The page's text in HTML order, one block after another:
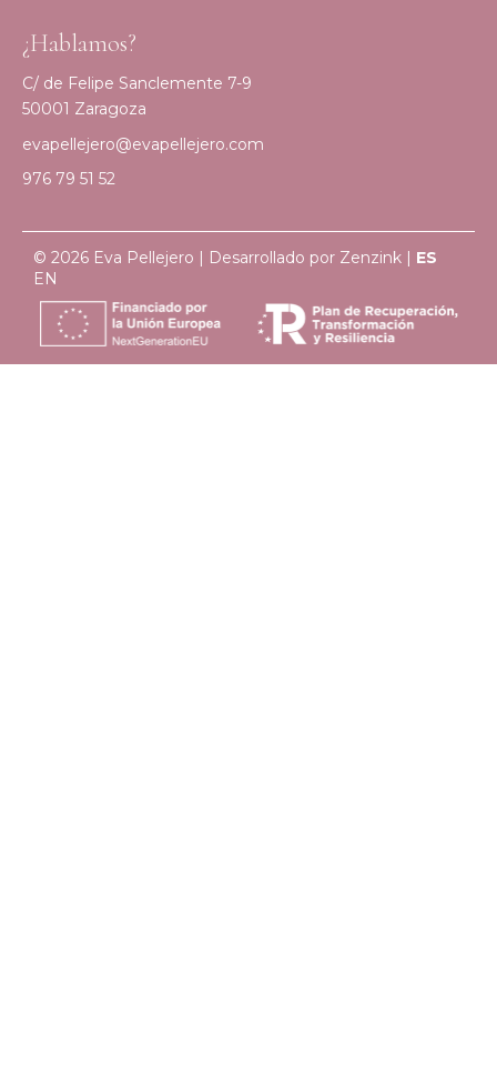
¿Hablamos?
C/ de Felipe Sanclemente 7-9
50001 Zaragoza
evapellejero@evapellejero.com
976 79 51 52
© 2026 Eva Pellejero | Desarrollado por Zenzink | ES
EN